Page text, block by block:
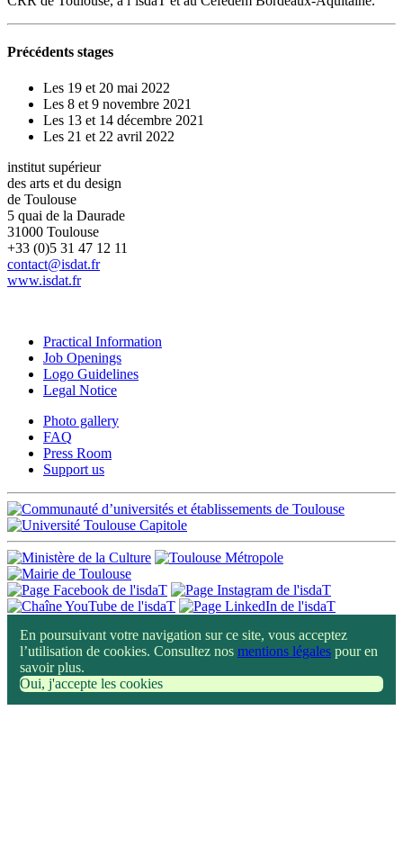
Précédents stages
Les 19 et 20 mai 2022
Les 8 et 9 novembre 2021
Les 13 et 14 décembre 2021
Les 21 et 22 avril 2022
institut supérieur
des arts et du design
de Toulouse
5 quai de la Daurade
31000 Toulouse
+33 (0)5 31 47 12 11
contact@isdat.fr
www.isdat.fr
Practical Information
Job Openings
Logo Guidelines
Legal Notice
Photo gallery
FAQ
Press Room
Support us
En poursuivant votre navigation sur ce site, vous acceptez
l’utilisation de cookies. Consultez nos mentions légales pour en
savoir plus.
Oui, j'accepte les cookies